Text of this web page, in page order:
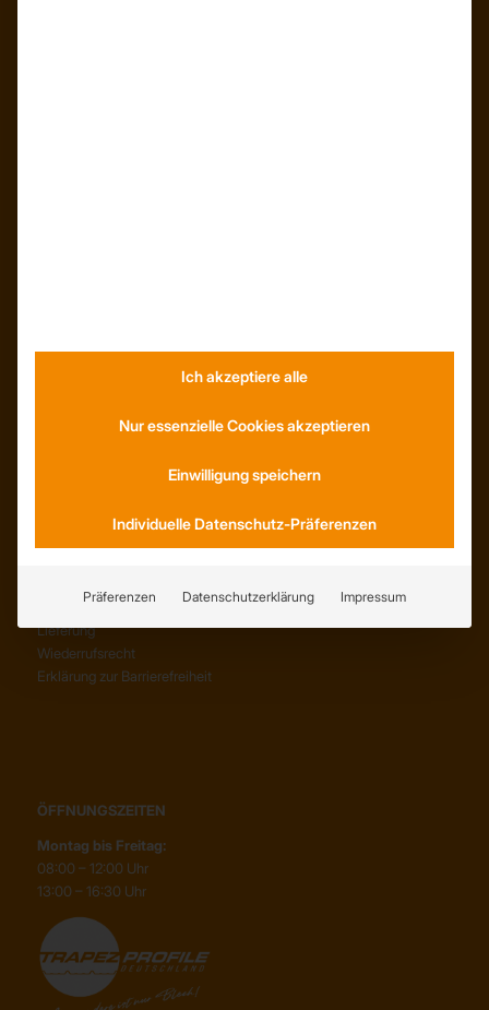
SERVICE
Abholung
Lieferung
Wiederrufsrecht
Erklärung zur Barrierefreiheit
ÖFFNUNGSZEITEN
Montag bis Freitag:
08:00 – 12:00 Uhr
13:00 – 16:30 Uhr
Ich akzeptiere alle
Nur essenzielle Cookies akzeptieren
Einwilligung speichern
Individuelle Datenschutz-Präferenzen
Präferenzen Datenschutzerklärung Impressum